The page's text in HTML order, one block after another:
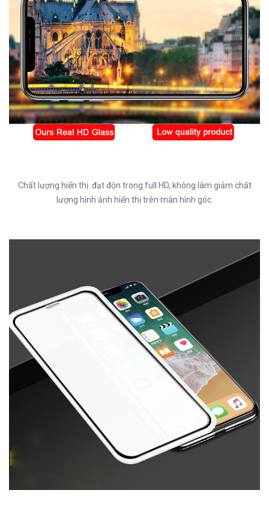
Chất lượng hiển thị đạt độn trong full HD, không làm giảm chất
lượng hình ảnh hiển thị trên màn hình góc.